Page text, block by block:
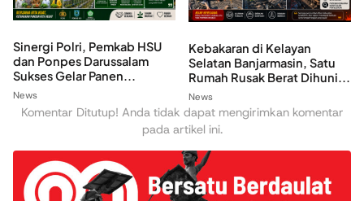
Sinergi Polri, Pemkab HSU
dan Ponpes Darussalam
Sukses Gelar Panen...
News
Kebakaran di Kelayan
Selatan Banjarmasin, Satu
Rumah Rusak Berat Dihuni...
News
Komentar Ditutup! Anda tidak dapat mengirimkan komentar
pada artikel ini.